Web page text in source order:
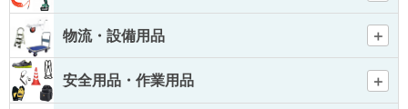
物流・設備用品
安全用品・作業用品